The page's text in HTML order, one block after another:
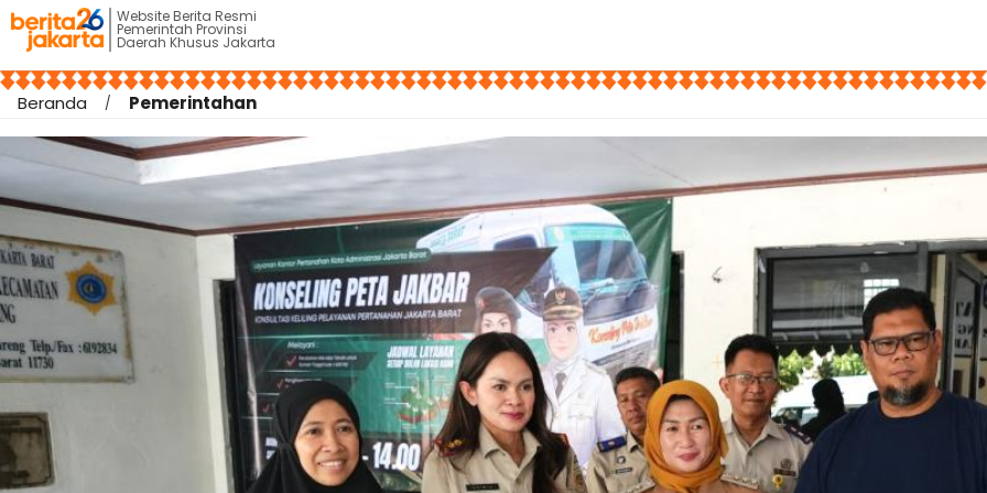
Website Berita Resmi
Pemerintah Provinsi
Daerah Khusus Jakarta
Beranda Pemerintahan